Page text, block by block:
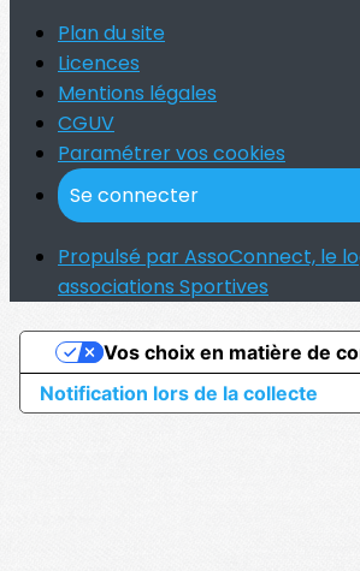
Plan du site
Licences
Mentions légales
CGUV
Paramétrer vos cookies
Se connecter
Propulsé par AssoConnect, le
associations Sportives
Notification lors de la collecte
Vos choix en matière de